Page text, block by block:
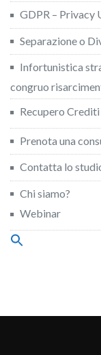
GDPR – Privacy
Separazione o
Infortunistica
congruo
Recupero Crediti
Prenota una
Contatta lo
Chi siamo?
Webinar
Search